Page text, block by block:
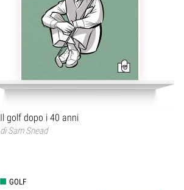
Il golf dopo i 40 anni
diSam Snead
GOLF